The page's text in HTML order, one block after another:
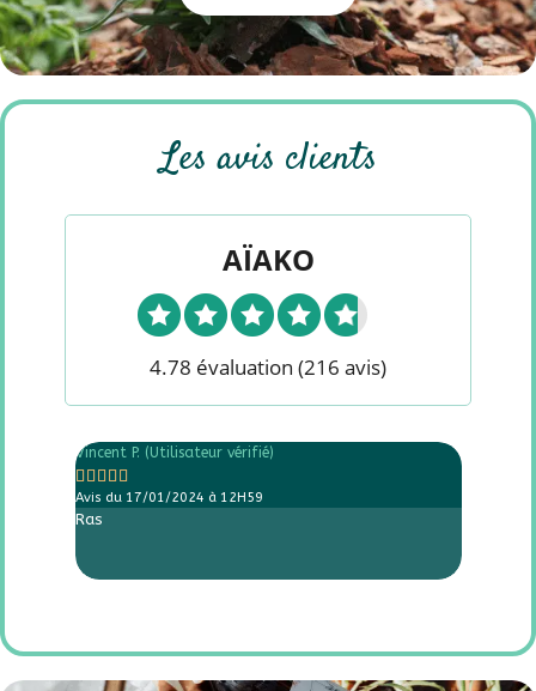
Les avis clients
AÏAKO
4.78 évaluation (216 avis)
Vincent P. (Utilisateur vérifié)
    
Avis du 17/01/2024 à 12H59
Ras